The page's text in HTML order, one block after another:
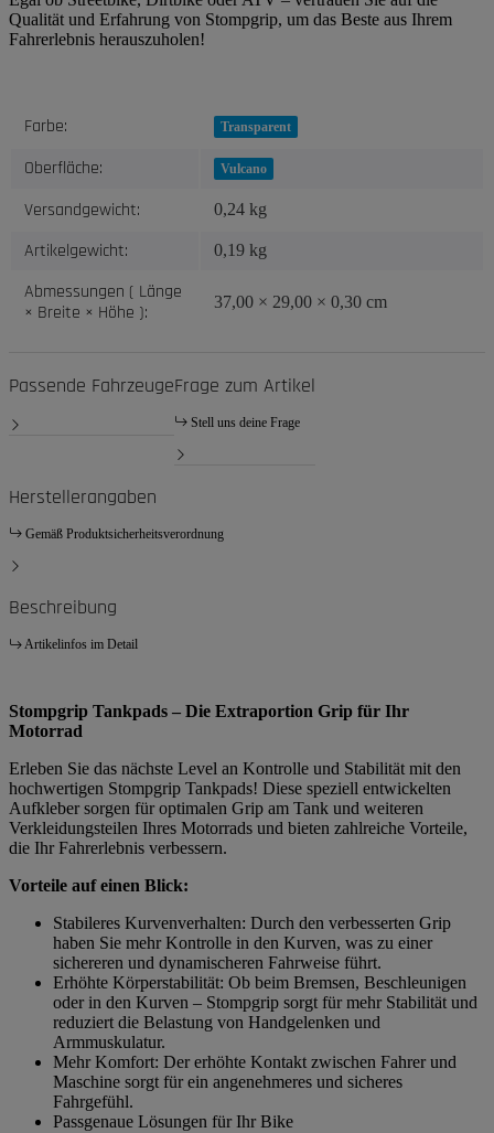
Qualität und Erfahrung von Stompgrip, um das Beste aus Ihrem
Fahrerlebnis herauszuholen!
Produkteigenschaft
Wert
Farbe: Transparent
Oberfläche: Vulcano
Versandgewicht: 0,24 kg
Artikelgewicht: 0,19 kg
Abmessungen ( Länge
× Breite × Höhe ):
37,00 × 29,00 × 0,30 cm
Passende FahrzeugeFrage zum Artikel
Stell uns deine Frage
Herstellerangaben
Gemäß Produktsicherheitsverordnung
Beschreibung
Artikelinfos im Detail
Stompgrip Tankpads – Die Extraportion Grip für Ihr
Motorrad
Erleben Sie das nächste Level an Kontrolle und Stabilität mit den
hochwertigen Stompgrip Tankpads! Diese speziell entwickelten
Aufkleber sorgen für optimalen Grip am Tank und weiteren
Verkleidungsteilen Ihres Motorrads und bieten zahlreiche Vorteile,
die Ihr Fahrerlebnis verbessern.
Vorteile auf einen Blick:
Stabileres Kurvenverhalten: Durch den verbesserten Grip
haben Sie mehr Kontrolle in den Kurven, was zu einer
sichereren und dynamischeren Fahrweise führt.
Erhöhte Körperstabilität: Ob beim Bremsen, Beschleunigen
oder in den Kurven – Stompgrip sorgt für mehr Stabilität und
reduziert die Belastung von Handgelenken und
Armmuskulatur.
Mehr Komfort: Der erhöhte Kontakt zwischen Fahrer und
Maschine sorgt für ein angenehmeres und sicheres
Fahrgefühl.
Passgenaue Lösungen für Ihr Bike